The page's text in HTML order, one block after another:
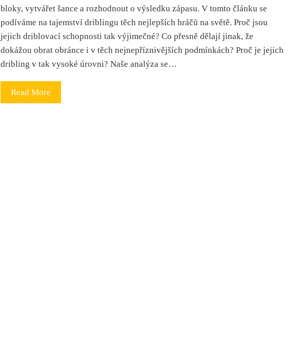
bloky, vytvářet šance a rozhodnout o výsledku zápasu. V tomto článku se
podíváme na tajemství driblingu těch nejlepších hráčů na světě. Proč jsou
jejich driblovací schopnosti tak výjimečné? Co přesně dělají jinak, že
dokážou obrat obránce i v těch nejnepříznivějších podmínkách? Proč je jejich
dribling v tak vysoké úrovni? Naše analýza se…
Read More